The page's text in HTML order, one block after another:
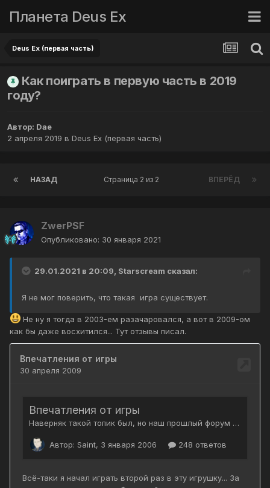
Планета Deus Ex
Deus Ex (первая часть)
Как поиграть в первую часть в 2019
году?
Автор: Dae
2 апреля 2019 в Deus Ex (первая часть)
НАЗАД ВПЕРЁД
Страница 2 из 2
ZwerPSF
Опубликовано: 30 января 2021
29.01.2021 в 20:09, Starscream сказал:
Я не мог поверить, что такая игра существует.
Не ну я тогда в 2003-ем разачаровался, а вот в 2009-ом
как бы даже восхитился... Тут отзывы писал.